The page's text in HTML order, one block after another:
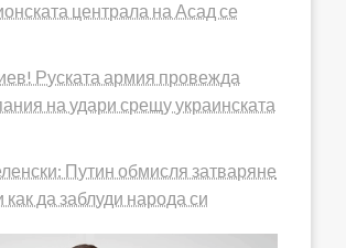
централа на Асад се
Руската армия провежда
на удари срещу украинската
Путин обмисля затваряне
как да заблуди народа си